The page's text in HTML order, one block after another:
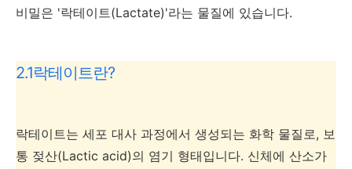
비밀은 '락테이트(Lactate)'라는 물질에 있습니다.
2.1락테이트란?
락테이트는 세포 대사 과정에서 생성되는 화학 물질로, 보
통 젖산(Lactic acid)의 염기 형태입니다. 신체에 산소가